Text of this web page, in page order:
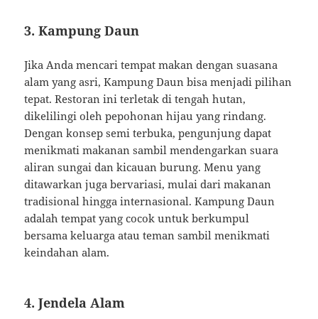
3. Kampung Daun
Jika Anda mencari tempat makan dengan suasana
alam yang asri, Kampung Daun bisa menjadi pilihan
tepat. Restoran ini terletak di tengah hutan,
dikelilingi oleh pepohonan hijau yang rindang.
Dengan konsep semi terbuka, pengunjung dapat
menikmati makanan sambil mendengarkan suara
aliran sungai dan kicauan burung. Menu yang
ditawarkan juga bervariasi, mulai dari makanan
tradisional hingga internasional. Kampung Daun
adalah tempat yang cocok untuk berkumpul
bersama keluarga atau teman sambil menikmati
keindahan alam.
4. Jendela Alam